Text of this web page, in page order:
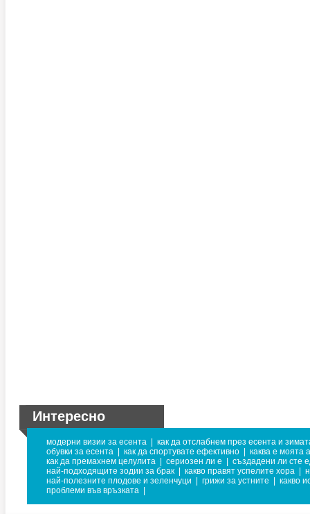
Интересно
модерни визии за есента
как да отслабнем през есента и
обувки за есента
как да спортувате ефективно
каква е моята
как да премахнем целулита
сериозен ли е
създадени ли сте
най-подходящите зодии за брак
какво правят успелите хора
най-полезните плодове и зеленчуци
грижи за устните
какво
проблеми във връзката